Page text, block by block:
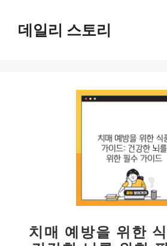
데일리 스토리
치매 예방을 위한